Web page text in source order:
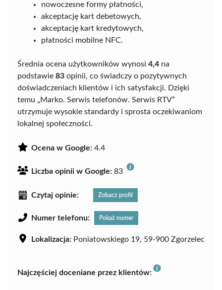
nowoczesne formy płatności,
akceptację kart debetowych,
akceptację kart kredytowych,
płatności mobilne NFC.
Średnia ocena użytkowników wynosi 4,4 na
podstawie 83 opinii, co świadczy o pozytywnych
doświadczeniach klientów i ich satysfakcji. Dzięki
temu „Marko. Serwis telefonów. Serwis RTV”
utrzymuje wysokie standardy i sprosta oczekiwaniom
lokalnej społeczności.
Ocena w Google: 4.4
Liczba opinii w Google: 83
Czytaj opinie: Zobacz profil
Numer telefonu: Pokaż numer
Lokalizacja: Poniatowskiego 19, 59-900 Zgorzelec
Najczęściej doceniane przez klientów: